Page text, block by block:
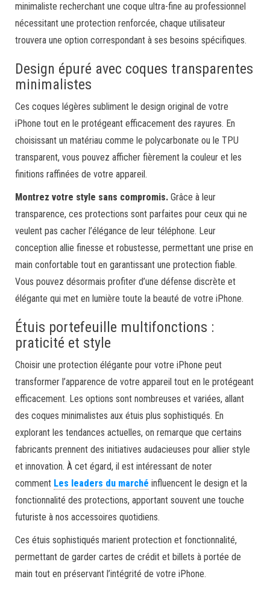
minimaliste recherchant une coque ultra-fine au professionnel
nécessitant une protection renforcée, chaque utilisateur
trouvera une option correspondant à ses besoins spécifiques.
Design épuré avec coques transparentes
minimalistes
Ces coques légères subliment le design original de votre
iPhone tout en le protégeant efficacement des rayures. En
choisissant un matériau comme le polycarbonate ou le TPU
transparent, vous pouvez afficher fièrement la couleur et les
finitions raffinées de votre appareil.
Montrez votre style sans compromis. Grâce à leur
transparence, ces protections sont parfaites pour ceux qui ne
veulent pas cacher l’élégance de leur téléphone. Leur
conception allie finesse et robustesse, permettant une prise en
main confortable tout en garantissant une protection fiable.
Vous pouvez désormais profiter d’une défense discrète et
élégante qui met en lumière toute la beauté de votre iPhone.
Étuis portefeuille multifonctions :
praticité et style
Choisir une protection élégante pour votre iPhone peut
transformer l’apparence de votre appareil tout en le protégeant
efficacement. Les options sont nombreuses et variées, allant
des coques minimalistes aux étuis plus sophistiqués. En
explorant les tendances actuelles, on remarque que certains
fabricants prennent des initiatives audacieuses pour allier style
et innovation. À cet égard, il est intéressant de noter
comment Les leaders du marché influencent le design et la
fonctionnalité des protections, apportant souvent une touche
futuriste à nos accessoires quotidiens.
Ces étuis sophistiqués marient protection et fonctionnalité,
permettant de garder cartes de crédit et billets à portée de
main tout en préservant l’intégrité de votre iPhone.